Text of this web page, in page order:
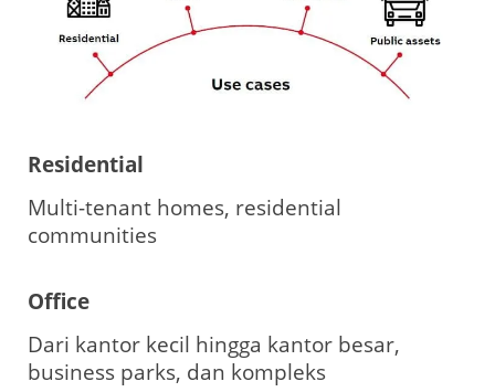
Residential
Multi-tenant homes, residential
communities
Office
Dari kantor kecil hingga kantor besar,
business parks, dan kompleks